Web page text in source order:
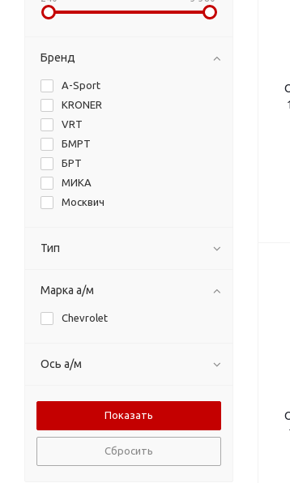
Бренд
A-Sport
KRONER
VRT
БМРТ
БРТ
МИКА
Москвич
Тип
Марка а/м
Chevrolet
Ось а/м
Сбросить